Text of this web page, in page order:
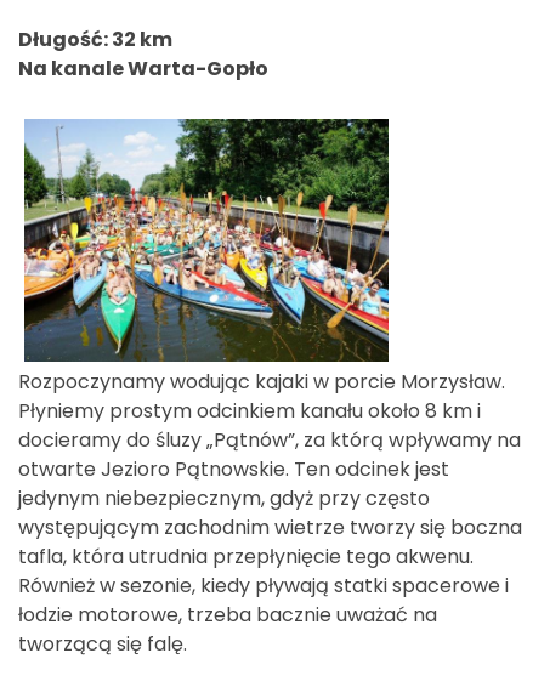
Długość: 32 km
Na kanale Warta-Gopło
Rozpoczynamy wodując kajaki w porcie Morzysław.
Płyniemy prostym odcinkiem kanału około 8 km i
docieramy do śluzy „Pątnów”, za którą wpływamy na
otwarte Jezioro Pątnowskie. Ten odcinek jest
jedynym niebezpiecznym, gdyż przy często
występującym zachodnim wietrze tworzy się boczna
tafla, która utrudnia przepłynięcie tego akwenu.
Również w sezonie, kiedy pływają statki spacerowe i
łodzie motorowe, trzeba bacznie uważać na
tworzącą się falę.